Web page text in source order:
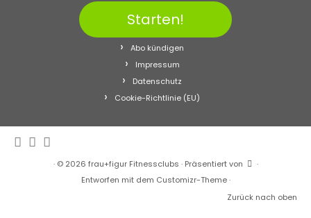
Starten!
Abo kündigen
Impressum
Datenschutz
Cookie-Richtlinie (EU)
· © 2026 frau+figur Fitnessclubs · Präsentiert von
·
Entworfen mit dem Customizr-Theme·
Zurück nach oben